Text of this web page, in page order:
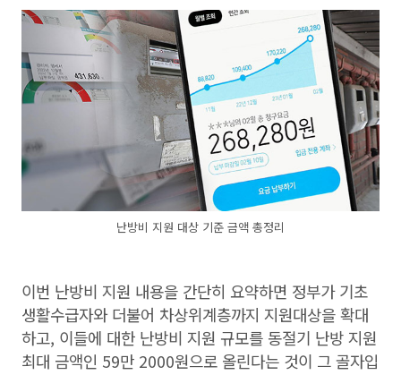
난방비 지원 대상 기준 금액 총정리
이번 난방비 지원 내용을 간단히 요약하면 정부가 기초
생활수급자와 더불어 차상위계층까지 지원대상을 확대
하고, 이들에 대한 난방비 지원 규모를 동절기 난방 지원
최대 금액인 59만 2000원으로 올린다는 것이 그 골자입